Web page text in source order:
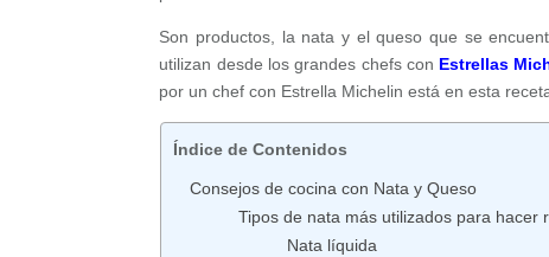
Son productos, la nata y el queso que se
utilizan desde los grandes chefs con Estrellas
por un chef con Estrella Michelin está en esta
Índice de Contenidos
Consejos de cocina con Nata y Queso
Tipos de nata más utilizados para hacer
Nata líquida